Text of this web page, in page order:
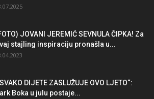
JOVANI JEREMIĆ SEVNULA ČIPKA! Za
stajling inspiraciju pronašla u...
DIJETE ZASLUŽUJE OVO LJETO“:
Boka u julu postaje...